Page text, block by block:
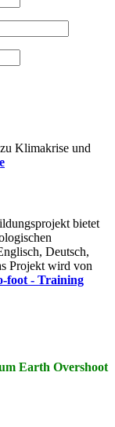
Klimakrise und
bietet
Deutsch,
Projekt wird von
foot - Training
Earth Overshoot